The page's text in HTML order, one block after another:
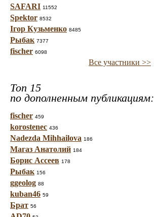
SAFARI 11552
Spektor 8532
Ігор Кузьменко 8485
Рыбак 7377
fischer 6098
Все участники >>
Топ 15
по дополненным публикациям:
fischer 459
korostenec 436
Nadezda Mihhailova 186
Магаз Анатолий 184
Борис Ассеев 178
Рыбак 156
ggeolog 88
kuban46 59
Брат 56